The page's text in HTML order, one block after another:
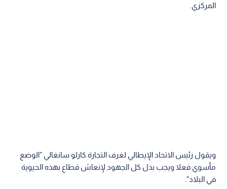
المركزي.
ويقول رئيس الاتحاد الإيطالي لغرف التجارة كارلو سانغالي "الوضع
مأسوي فعلا ويجب بذل كل الجهود لإنعاش قطاع بهذه الحيوية
في البلاد".